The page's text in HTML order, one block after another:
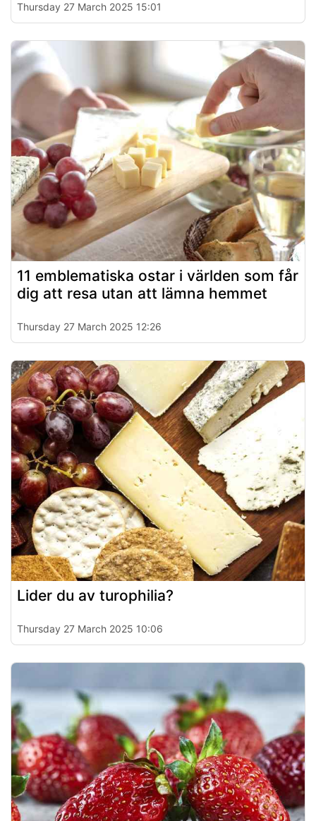
Thursday 27 March 2025 15:01
11 emblematiska ostar i världen som får
dig att resa utan att lämna hemmet
Thursday 27 March 2025 12:26
Lider du av turophilia?
Thursday 27 March 2025 10:06